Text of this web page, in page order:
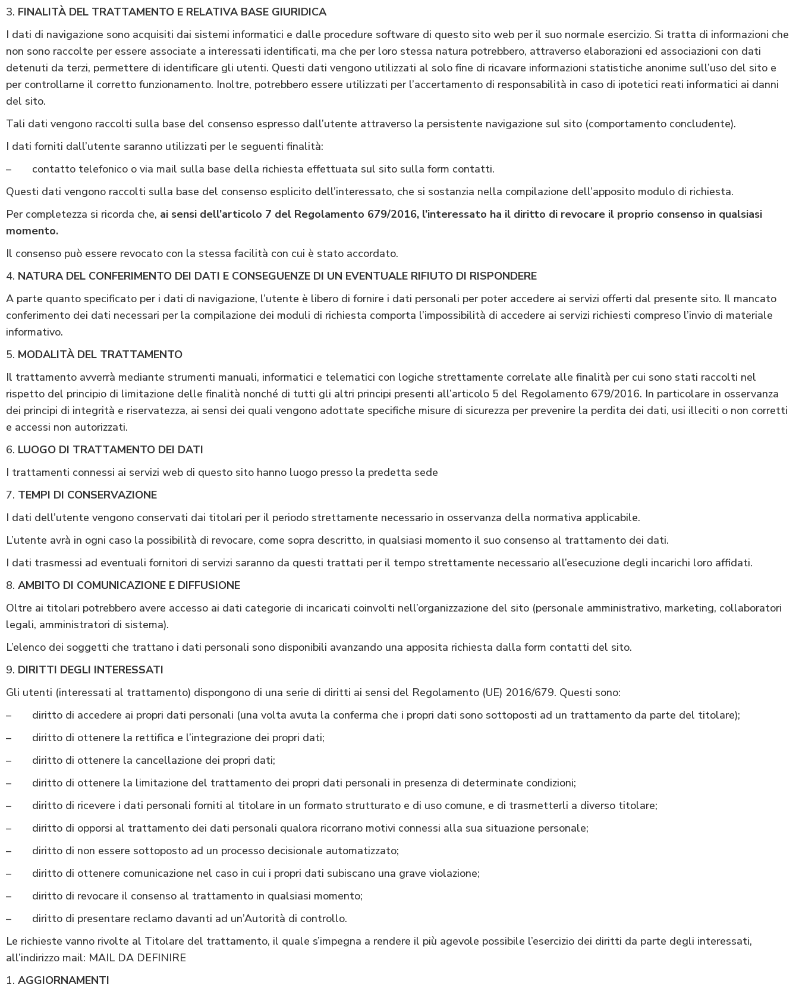
FINALITÀ DEL TRATTAMENTO E RELATIVA BASE GIURIDICA
I dati di navigazione sono acquisiti dai sistemi informatici e dalle procedure software di questo sito web per il suo normale esercizio. Si tratta di informazioni che
non sono raccolte per essere associate a interessati identificati, ma che per loro stessa natura potrebbero, attraverso elaborazioni ed associazioni con dati
detenuti da terzi, permettere di identificare gli utenti. Questi dati vengono utilizzati al solo fine di ricavare informazioni statistiche anonime sull’uso del sito e
per controllarne il corretto funzionamento. Inoltre, potrebbero essere utilizzati per l’accertamento di responsabilità in caso di ipotetici reati informatici ai danni
del sito.
Tali dati vengono raccolti sulla base del consenso espresso dall’utente attraverso la persistente navigazione sul sito (comportamento concludente).
I dati forniti dall’utente saranno utilizzati per le seguenti finalità:
– contatto telefonico o via mail sulla base della richiesta effettuata sul sito sulla form contatti.
Questi dati vengono raccolti sulla base del consenso esplicito dell’interessato, che si sostanzia nella compilazione dell’apposito modulo di richiesta.
Per completezza si ricorda che, ai sensi dell’articolo 7 del Regolamento 679/2016, l’interessato ha il diritto di revocare il proprio consenso in qualsiasi
momento.
Il consenso può essere revocato con la stessa facilità con cui è stato accordato.
NATURA DEL CONFERIMENTO DEI DATI E CONSEGUENZE DI UN EVENTUALE RIFIUTO DI RISPONDERE
A parte quanto specificato per i dati di navigazione, l’utente è libero di fornire i dati personali per poter accedere ai servizi offerti dal presente sito. Il mancato
conferimento dei dati necessari per la compilazione dei moduli di richiesta comporta l’impossibilità di accedere ai servizi richiesti compreso l’invio di materiale
informativo.
MODALITÀ DEL TRATTAMENTO
Il trattamento avverrà mediante strumenti manuali, informatici e telematici con logiche strettamente correlate alle finalità per cui sono stati raccolti nel
rispetto del principio di limitazione delle finalità nonché di tutti gli altri principi presenti all’articolo 5 del Regolamento 679/2016. In particolare in osservanza
dei principi di integrità e riservatezza, ai sensi dei quali vengono adottate specifiche misure di sicurezza per prevenire la perdita dei dati, usi illeciti o non corretti
e accessi non autorizzati.
LUOGO DI TRATTAMENTO DEI DATI
I trattamenti connessi ai servizi web di questo sito hanno luogo presso la predetta sede
TEMPI DI CONSERVAZIONE
I dati dell’utente vengono conservati dai titolari per il periodo strettamente necessario in osservanza della normativa applicabile.
L’utente avrà in ogni caso la possibilità di revocare, come sopra descritto, in qualsiasi momento il suo consenso al trattamento dei dati.
I dati trasmessi ad eventuali fornitori di servizi saranno da questi trattati per il tempo strettamente necessario all’esecuzione degli incarichi loro affidati.
AMBITO DI COMUNICAZIONE E DIFFUSIONE
Oltre ai titolari potrebbero avere accesso ai dati categorie di incaricati coinvolti nell’organizzazione del sito (personale amministrativo, marketing, collaboratori
legali, amministratori di sistema).
L’elenco dei soggetti che trattano i dati personali sono disponibili avanzando una apposita richiesta dalla form contatti del sito.
DIRITTI DEGLI INTERESSATI
Gli utenti (interessati al trattamento) dispongono di una serie di diritti ai sensi del Regolamento (UE) 2016/679. Questi sono:
– diritto di accedere ai propri dati personali (una volta avuta la conferma che i propri dati sono sottoposti ad un trattamento da parte del titolare);
– diritto di ottenere la rettifica e l’integrazione dei propri dati;
– diritto di ottenere la cancellazione dei propri dati;
– diritto di ottenere la limitazione del trattamento dei propri dati personali in presenza di determinate condizioni;
– diritto di ricevere i dati personali forniti al titolare in un formato strutturato e di uso comune, e di trasmetterli a diverso titolare;
– diritto di opporsi al trattamento dei dati personali qualora ricorrano motivi connessi alla sua situazione personale;
– diritto di non essere sottoposto ad un processo decisionale automatizzato;
– diritto di ottenere comunicazione nel caso in cui i propri dati subiscano una grave violazione;
– diritto di revocare il consenso al trattamento in qualsiasi momento;
– diritto di presentare reclamo davanti ad un’Autorità di controllo.
Le richieste vanno rivolte al Titolare del trattamento, il quale s’impegna a rendere il più agevole possibile l’esercizio dei diritti da parte degli interessati,
all’indirizzo mail: MAIL DA DEFINIRE
AGGIORNAMENTI